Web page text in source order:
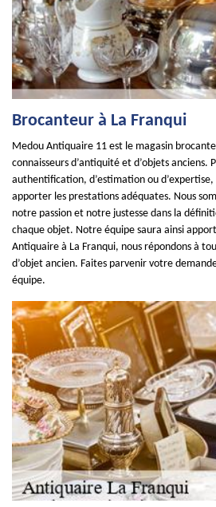
Brocanteur à La Franqui
Medou Antiquaire 11 est le magasin
connaisseurs d’antiquité et d’objets anciens.
authentification, d’estimation ou
apporter les prestations adéquates. Nous
notre passion et notre justesse dans la
chaque objet. Notre équipe saura ainsi
Antiquaire à La Franqui, nous répondons à
d’objet ancien. Faites parvenir votre
équipe.